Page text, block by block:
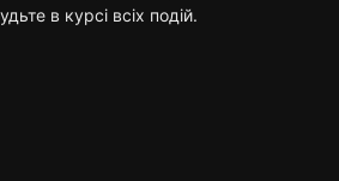
в курсі всіх подій.